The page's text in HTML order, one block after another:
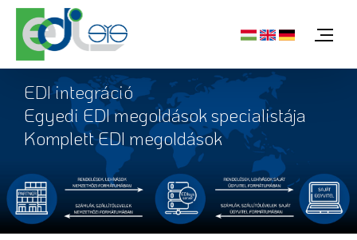
EDIintegráció
Egyedi EDImegoldásokspecialistája
KomplettEDI megoldások